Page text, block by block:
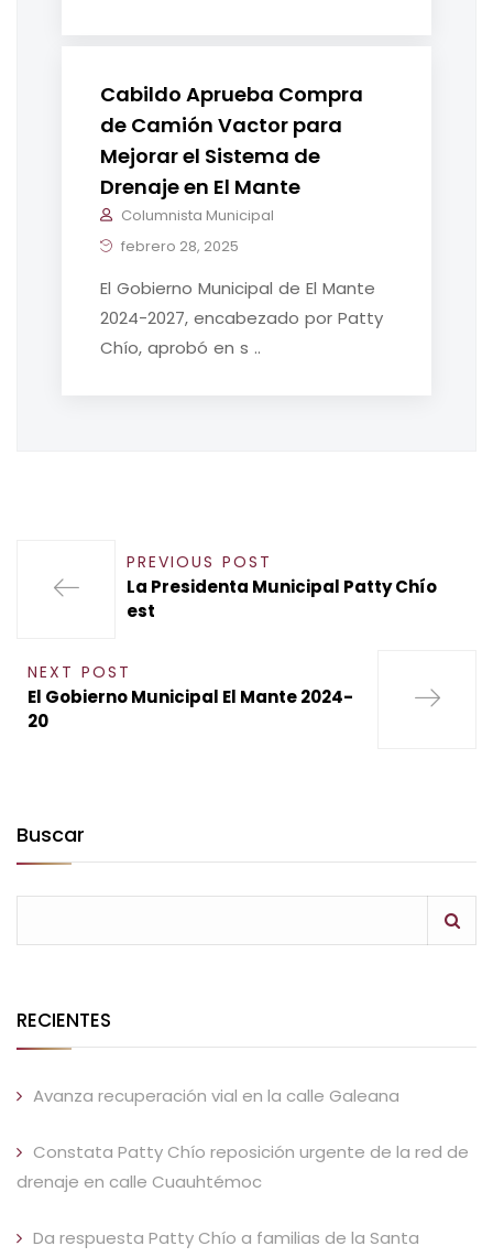
Cabildo Aprueba Compra
de Camión Vactor para
Mejorar el Sistema de
Drenaje en El Mante
Columnista Municipal
febrero 28, 2025
El Gobierno Municipal de El Mante
2024-2027, encabezado por Patty
Chío, aprobó en s ..
PREVIOUS POST
La Presidenta Municipal Patty Chío
est
NEXT POST
El Gobierno Municipal El Mante 2024-
20
Buscar
RECIENTES
Avanza recuperación vial en la calle Galeana
Constata Patty Chío reposición urgente de la red de
drenaje en calle Cuauhtémoc
Da respuesta Patty Chío a familias de la Santa